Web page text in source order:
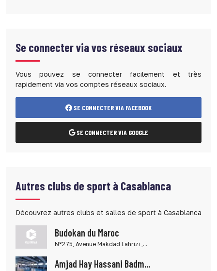
Se connecter via vos réseaux sociaux
Vous pouvez se connecter facilement et très
rapidement via vos comptes réseaux sociaux.
SE CONNECTER VIA FACEBOOK
SE CONNECTER VIA GOOGLE
Autres clubs de sport à Casablanca
Découvrez autres clubs et salles de sport à Casablanca
Budokan du Maroc
N°275, Avenue Makdad Lahrizi ,...
Amjad Hay Hassani Badm...